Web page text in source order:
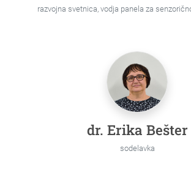
razvojna svetnica, vodja panela za
dr. Erika Bešter
sodelavka